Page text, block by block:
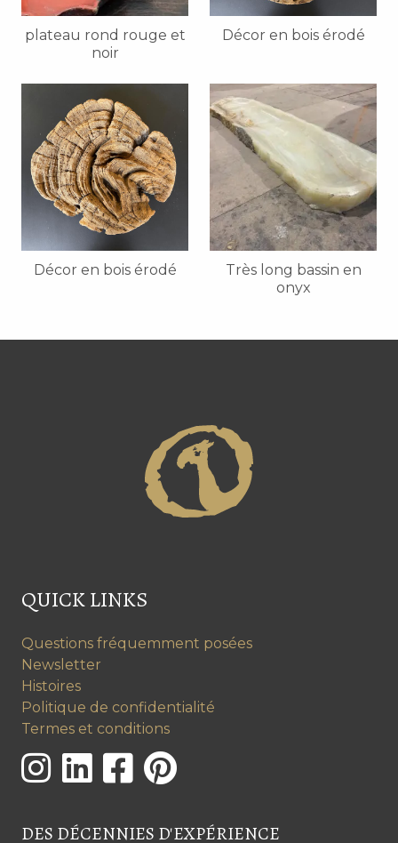
plateau rond rouge et
noir
Décor en bois érodé
Décor en bois érodé
Très long bassin en
onyx
QUICK LINKS
Questions fréquemment posées
Newsletter
Histoires
Politique de confidentialité
Termes et conditions
DES DÉCENNIES D'EXPÉRIENCE